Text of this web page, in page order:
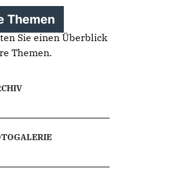
Themen
Sie einen Überblick
Themen.